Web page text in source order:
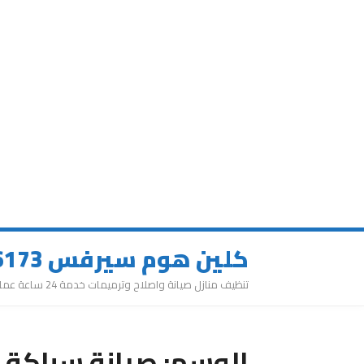
كلين هوم سيرفس 0543626173
تنظيف منازل صيانة واصلاح وترميمات خدمة 24 ساعة عمالة مميزة